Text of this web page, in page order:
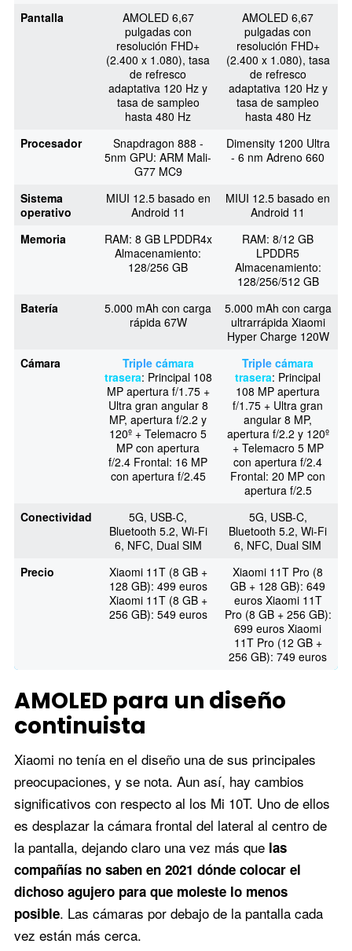
Pantalla
AMOLED 6,67
pulgadas con
resolución FHD+
(2.400 x 1.080), tasa
de refresco
adaptativa 120 Hz y
tasa de sampleo
hasta 480 Hz
AMOLED 6,67
pulgadas con
resolución FHD+
(2.400 x 1.080), tasa
de refresco
adaptativa 120 Hz y
tasa de sampleo
hasta 480 Hz
Procesador
Snapdragon 888 -
5nm GPU: ARM Mali-
G77 MC9
Dimensity 1200 Ultra
- 6 nm Adreno 660
Sistema
operativo
MIUI 12.5 basado en
Android 11
MIUI 12.5 basado en
Android 11
Memoria
RAM: 8 GB LPDDR4x
Almacenamiento:
128/256 GB
RAM: 8/12 GB
LPDDR5
Almacenamiento:
128/256/512 GB
Batería
5.000 mAh con carga
rápida 67W
5.000 mAh con carga
ultrarrápida Xiaomi
Hyper Charge 120W
Cámara
Triple cámara
trasera: Principal 108
MP apertura f/1.75 +
Ultra gran angular 8
MP, apertura f/2.2 y
120º + Telemacro 5
MP con apertura
f/2.4 Frontal: 16 MP
con apertura f/2.45
Triple cámara
trasera: Principal
108 MP apertura
f/1.75 + Ultra gran
angular 8 MP,
apertura f/2.2 y 120º
+ Telemacro 5 MP
con apertura f/2.4
Frontal: 20 MP con
apertura f/2.5
Conectividad
5G, USB-C,
Bluetooth 5.2, Wi-Fi
6, NFC, Dual SIM
5G, USB-C,
Bluetooth 5.2, Wi-Fi
6, NFC, Dual SIM
Precio
Xiaomi 11T (8 GB +
128 GB): 499 euros
Xiaomi 11T (8 GB +
256 GB): 549 euros
Xiaomi 11T Pro (8
GB + 128 GB): 649
euros Xiaomi 11T
Pro (8 GB + 256 GB):
699 euros Xiaomi
11T Pro (12 GB +
256 GB): 749 euros
AMOLED para un diseño
continuista
Xiaomi no tenía en el diseño una de sus principales
preocupaciones, y se nota. Aun así, hay cambios
significativos con respecto al los Mi 10T. Uno de ellos
es desplazar la cámara frontal del lateral al centro de
la pantalla, dejando claro una vez más que las
compañías no saben en 2021 dónde colocar el
dichoso agujero para que moleste lo menos
posible. Las cámaras por debajo de la pantalla cada
vez están más cerca.